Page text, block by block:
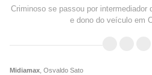
Criminoso se passou por intermediador
e dono do veículo em
Midiamax , Osvaldo Sato